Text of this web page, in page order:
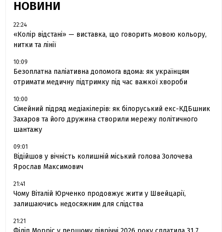
НОВИНИ
22:24
«Колір відстані» — виставка, що говорить мовою кольору,
нитки та лінії
10:09
Безоплатна паліативна допомога вдома: як українцям
отримати медичну підтримку під час важкої хвороби
10:00
Сімейний підряд медіакілерів: як білоруський екс-КДБшник
Захаров та його дружина створили мережу політичного
шантажу
09:01
Відійшов у вічність колишній міський голова Золочева
Ярослав Максимович
21:41
Чому Віталій Юрченко продовжує жити у Швейцарії,
залишаючись недосяжним для слідства
21:21